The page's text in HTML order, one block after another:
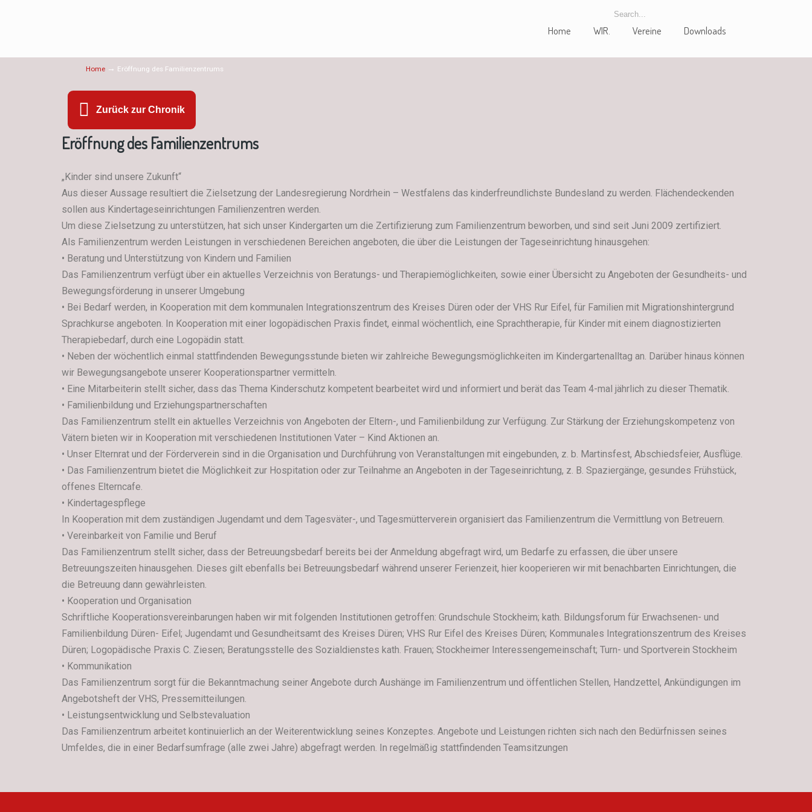
Home WIR. Vereine Downloads
Home → Eröffnung des Familienzentrums
Zurück zur Chronik
Eröffnung des Familienzentrums
„Kinder sind unsere Zukunft“
Aus dieser Aussage resultiert die Zielsetzung der Landesregierung Nordrhein – Westfalens das kinderfreundlichste Bundesland zu werden. Flächendeckenden
sollen aus Kindertageseinrichtungen Familienzentren werden.
Um diese Zielsetzung zu unterstützen, hat sich unser Kindergarten um die Zertifizierung zum Familienzentrum beworben, und sind seit Juni 2009 zertifiziert.
Als Familienzentrum werden Leistungen in verschiedenen Bereichen angeboten, die über die Leistungen der Tageseinrichtung hinausgehen:
• Beratung und Unterstützung von Kindern und Familien
Das Familienzentrum verfügt über ein aktuelles Verzeichnis von Beratungs- und Therapiemöglichkeiten, sowie einer Übersicht zu Angeboten der Gesundheits- und
Bewegungsförderung in unserer Umgebung
• Bei Bedarf werden, in Kooperation mit dem kommunalen Integrationszentrum des Kreises Düren oder der VHS Rur Eifel, für Familien mit Migrationshintergrund
Sprachkurse angeboten. In Kooperation mit einer logopädischen Praxis findet, einmal wöchentlich, eine Sprachtherapie, für Kinder mit einem diagnostizierten
Therapiebedarf, durch eine Logopädin statt.
• Neben der wöchentlich einmal stattfindenden Bewegungsstunde bieten wir zahlreiche Bewegungsmöglichkeiten im Kindergartenalltag an. Darüber hinaus können
wir Bewegungsangebote unserer Kooperationspartner vermitteln.
• Eine Mitarbeiterin stellt sicher, dass das Thema Kinderschutz kompetent bearbeitet wird und informiert und berät das Team 4-mal jährlich zu dieser Thematik.
• Familienbildung und Erziehungspartnerschaften
Das Familienzentrum stellt ein aktuelles Verzeichnis von Angeboten der Eltern-, und Familienbildung zur Verfügung. Zur Stärkung der Erziehungskompetenz von
Vätern bieten wir in Kooperation mit verschiedenen Institutionen Vater – Kind Aktionen an.
• Unser Elternrat und der Förderverein sind in die Organisation und Durchführung von Veranstaltungen mit eingebunden, z. b. Martinsfest, Abschiedsfeier, Ausflüge.
• Das Familienzentrum bietet die Möglichkeit zur Hospitation oder zur Teilnahme an Angeboten in der Tageseinrichtung, z. B. Spaziergänge, gesundes Frühstück,
offenes Elterncafe.
• Kindertagespflege
In Kooperation mit dem zuständigen Jugendamt und dem Tagesväter-, und Tagesmütterverein organisiert das Familienzentrum die Vermittlung von Betreuern.
• Vereinbarkeit von Familie und Beruf
Das Familienzentrum stellt sicher, dass der Betreuungsbedarf bereits bei der Anmeldung abgefragt wird, um Bedarfe zu erfassen, die über unsere
Betreuungszeiten hinausgehen. Dieses gilt ebenfalls bei Betreuungsbedarf während unserer Ferienzeit, hier kooperieren wir mit benachbarten Einrichtungen, die
die Betreuung dann gewährleisten.
• Kooperation und Organisation
Schriftliche Kooperationsvereinbarungen haben wir mit folgenden Institutionen getroffen: Grundschule Stockheim; kath. Bildungsforum für Erwachsenen- und
Familienbildung Düren- Eifel; Jugendamt und Gesundheitsamt des Kreises Düren; VHS Rur Eifel des Kreises Düren; Kommunales Integrationszentrum des Kreises
Düren; Logopädische Praxis C. Ziesen; Beratungsstelle des Sozialdienstes kath. Frauen; Stockheimer Interessengemeinschaft; Turn- und Sportverein Stockheim
• Kommunikation
Das Familienzentrum sorgt für die Bekanntmachung seiner Angebote durch Aushänge im Familienzentrum und öffentlichen Stellen, Handzettel, Ankündigungen im
Angebotsheft der VHS, Pressemitteilungen.
• Leistungsentwicklung und Selbstevaluation
Das Familienzentrum arbeitet kontinuierlich an der Weiterentwicklung seines Konzeptes. Angebote und Leistungen richten sich nach den Bedürfnissen seines
Umfeldes, die in einer Bedarfsumfrage (alle zwei Jahre) abgefragt werden. In regelmäßig stattfindenden Teamsitzungen